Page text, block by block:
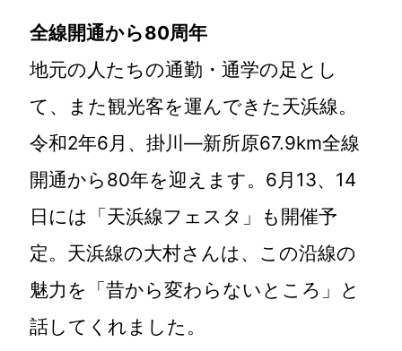
全線開通から80周年
地元の人たちの通勤・通学の足とし
て、また観光客を運んできた天浜線。
令和2年6月、掛川―新所原67.9km全線
開通から80年を迎えます。6月13、14
日には「天浜線フェスタ」も開催予
定。天浜線の大村さんは、この沿線の
魅力を「昔から変わらないところ」と
話してくれました。